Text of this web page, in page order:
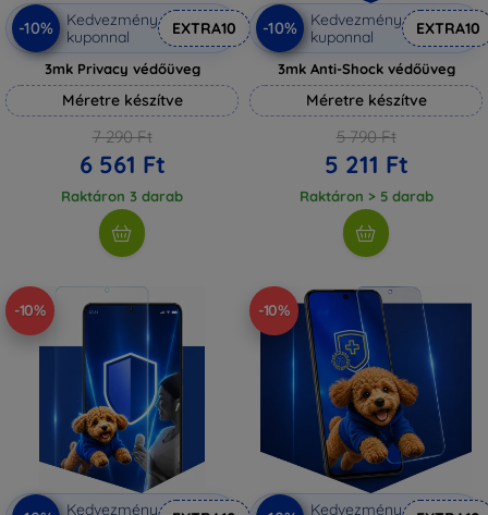
-10%
Kedvezmény
kuponnal
EXTRA10
3mk Privacy védőüveg
Méretre készítve
7 290 Ft
6 561 Ft
Raktáron 3 darab
-10%
Kedvezmény
kuponnal
EXTRA10
3mk Anti-Shock védőüveg
Méretre készítve
5 790 Ft
5 211 Ft
Raktáron > 5 darab
-10%
Kedvezmény
-10%
Kedvezmény